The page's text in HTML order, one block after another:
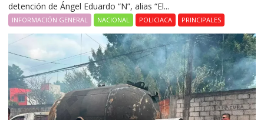
detención de Ángel Eduardo “N”, alias “El...
INFORMACIÓN GENERAL NACIONAL POLICIACA PRINCIPALES